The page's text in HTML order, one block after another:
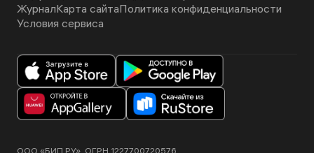
ЖурналКарта сайтаПолитика конфиденциальности
Условия сервиса
ООО «БИП.РУ», ОГРН 1227700720576.